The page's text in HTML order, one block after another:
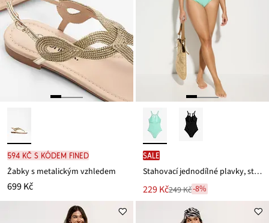
594 Kč s kódem FINED
Žabky s metalickým vzhledem
699 Kč
SALE
Stahovací jednodílné plavky, střední tvarující efekt
Nová
cena
229 Kč
Zlevněno249 Kč-8%